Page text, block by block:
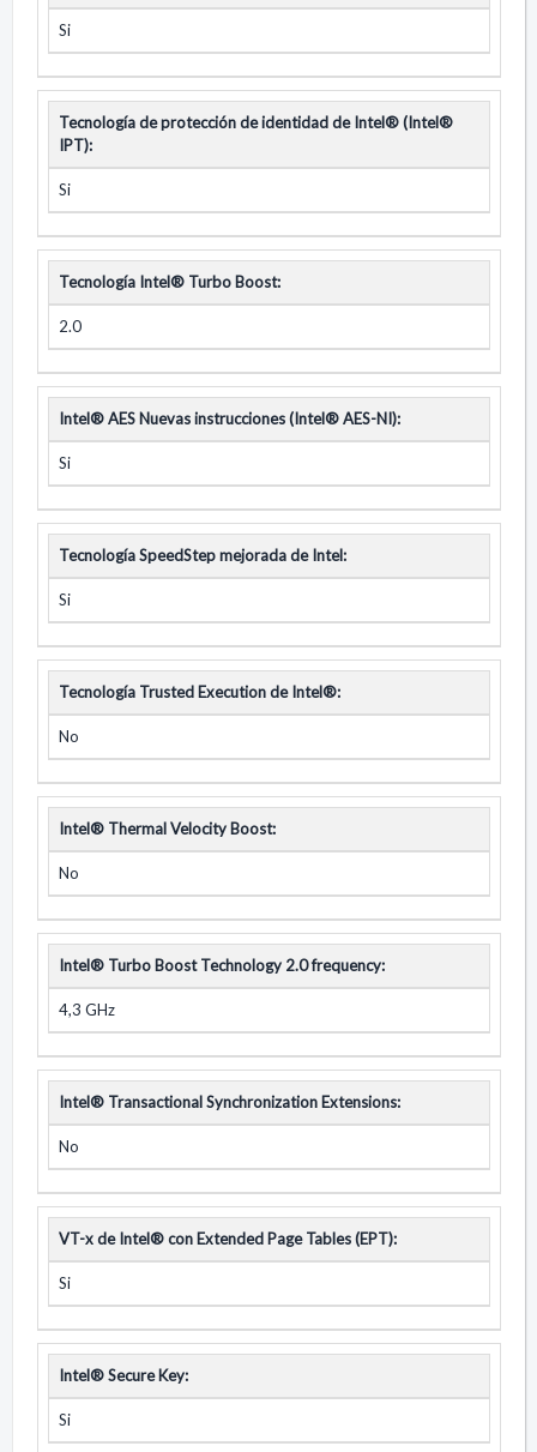
Si
Tecnología de protección de identidad de Intel® (Intel®
IPT):
Si
Tecnología Intel® Turbo Boost:
2.0
Intel® AES Nuevas instrucciones (Intel® AES-NI):
Si
Tecnología SpeedStep mejorada de Intel:
Si
Tecnología Trusted Execution de Intel®:
No
Intel® Thermal Velocity Boost:
No
Intel® Turbo Boost Technology 2.0 frequency:
4,3 GHz
Intel® Transactional Synchronization Extensions:
No
VT-x de Intel® con Extended Page Tables (EPT):
Si
Intel® Secure Key:
Si